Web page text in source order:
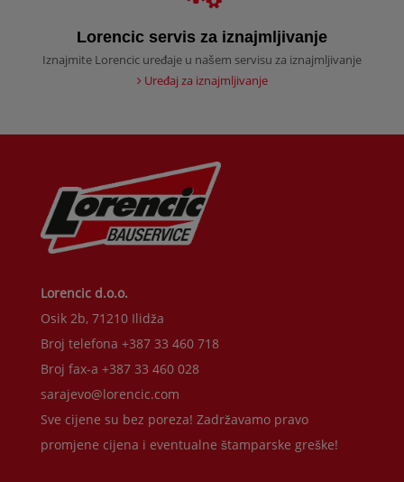
Lorencic servis za iznajmljivanje
Iznajmite Lorencic uređaje u našem servisu za iznajmljivanje
Uređaj za iznajmljivanje
Lorencic d.o.o.
Osik 2b, 71210 Ilidža
Broj telefona +387 33 460 718
Broj fax-a +387 33 460 028
sarajevo@lorencic.com
Sve cijene su bez poreza! Zadržavamo pravo
promjene cijena i eventualne štamparske greške!